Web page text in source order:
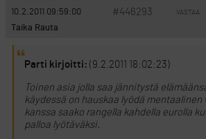
10.2.2011 09:59:00 #446293 VASTAA
Taika Rauta
Parti kirjoitti: (9.2.2011 18:02:23)
Toinen asia jolla saa jännitystä
käydessä on hauskaa lyödä mentaalinen
kanssa saako rangella kahdella eurolla
palloa lyötäväksi.